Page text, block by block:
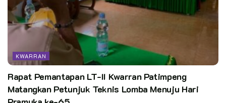
KWARRAN
Rapat Pemantapan LT-II Kwarran Patimpeng
Matangkan Petunjuk Teknis Lomba Menuju Hari